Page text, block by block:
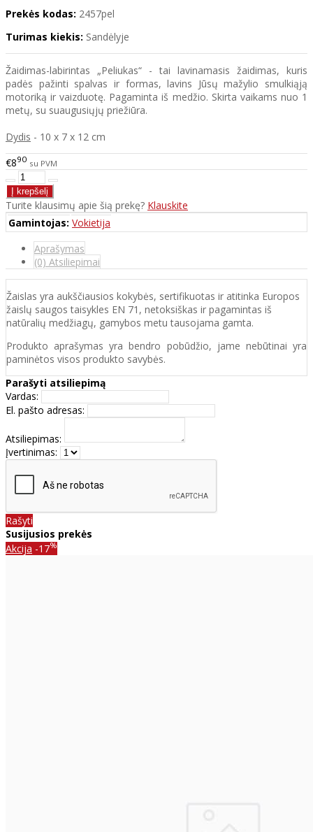
Prekės kodas: 2457pel
Turimas kiekis: Sandėlyje
Žaidimas-labirintas „Peliukas“ - tai lavinamasis žaidimas, kuris
padės pažinti spalvas ir formas, lavins Jūsų mažylio smulkiąją
motoriką ir vaizduotę. Pagaminta iš medžio. Skirta vaikams nuo 1
metų, su suaugusiųjų priežiūra.
Dydis - 10 x 7 x 12 cm
€890 su PVM
Turite klausimų apie šią prekę? Klauskite
Gamintojas: Vokietija
Aprašymas
(0) Atsiliepimai
Žaislas yra aukščiausios kokybės, sertifikuotas ir atitinka Europos
žaislų saugos taisykles EN 71, netoksiškas ir pagamintas iš
natūralių medžiagų, gamybos metu tausojama gamta.
Produkto aprašymas yra bendro pobūdžio, jame nebūtinai yra
paminėtos visos produkto savybės.
Parašyti atsiliepimą
Vardas:
El. pašto adresas:
Atsiliepimas:
Įvertinimas:
Rašyti
Susijusios prekės
Akcija -17%